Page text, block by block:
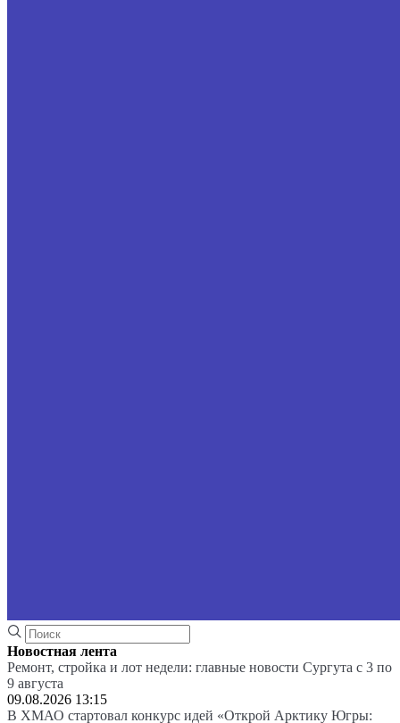
Новостная лента
Ремонт, стройка и лот недели: главные новости Сургута с 3 по
9 августа
09.08.2026 13:15
В ХМАО стартовал конкурс идей «Открой Арктику Югры: